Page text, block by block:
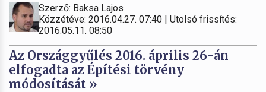
Szerző: Baksa Lajos
Közzétéve: 2016.04.27. 07:40 | Utolsó frissítés:
2016.05.11. 08:50
Az Országgyűlés 2016. április 26-án
elfogadta az Építési törvény
módosítását »